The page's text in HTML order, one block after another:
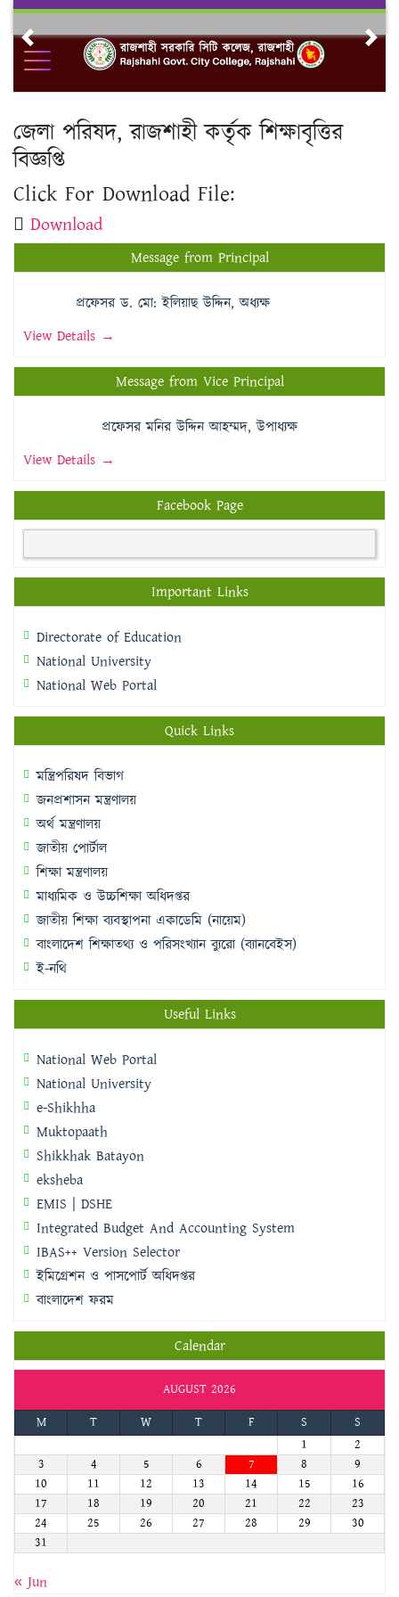
Skip
contentPrevious
জেলা পরিষদ, রাজশাহী কর্তৃক শিক্ষাবৃত্তির
বিজ্ঞপ্তি
Click For Download File:
Download
Message from Principal
প্রফেসর ড. মো: ইলিয়াছ উদ্দিন, অধ্যক্ষ
View Details →
Message from Vice Principal
প্রফেসর মনির উদ্দিন আহম্মদ, উপাধ্যক্ষ
View Details →
Facebook Page
Important Links
Directorate of Education
National University
National Web Portal
Quick Links
মন্ত্রিপরিষদ বিভাগ
জনপ্রশাসন মন্ত্রণালয়
অর্থ মন্ত্রণালয়
জাতীয় পোর্টাল
শিক্ষা মন্ত্রণালয়
মাধ্যমিক ও উচ্চশিক্ষা অধিদপ্তর
জাতীয় শিক্ষা ব্যবস্থাপনা একাডেমি (নায়েম)
বাংলাদেশ শিক্ষাতথ্য ও পরিসংখ্যান ব্যুরো (ব্যানবেইস)
ই-নথি
Useful Links
National Web Portal
National University
e-Shikhha
Muktopaath
Shikkhak Batayon
eksheba
EMIS | DSHE
Integrated Budget And Accounting System
IBAS++ Version Selector
ইমিগ্রেশন ও পাসপোর্ট অধিদপ্তর
বাংলাদেশ ফরম
Calendar
AUGUST 2026
M
T W T F S
S
1
2
3
4 5 6 7 8
9
10
11 12 13 14 15
16
17
18 19 20 21 22
23
24
25 26 27 28 29
30
31
« Jun